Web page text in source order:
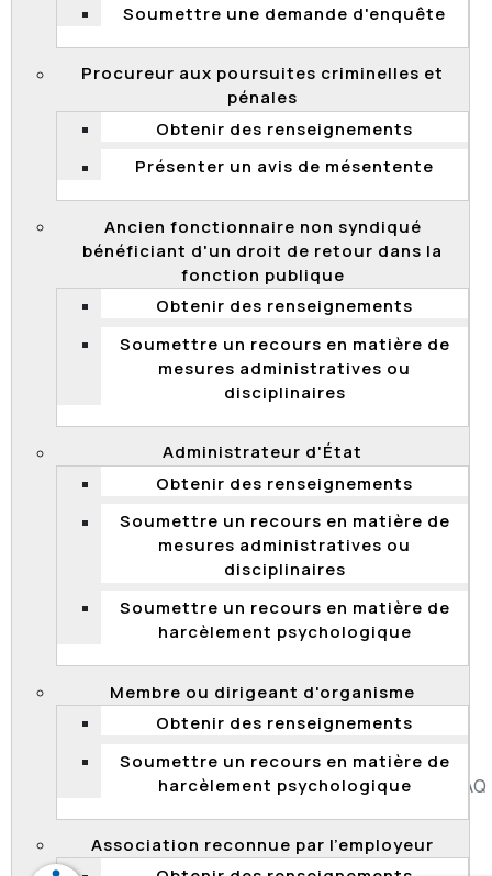
Soumettre une demande d'enquête
Procureur aux poursuites criminelles et
pénales
Obtenir des renseignements
Présenter un avis de mésentente
Ancien fonctionnaire non syndiqué
bénéficiant d'un droit de retour dans la
fonction publique
Obtenir des renseignements
Soumettre un recours en matière de
mesures administratives ou
disciplinaires
Administrateur d'État
Obtenir des renseignements
Soumettre un recours en matière de
mesures administratives ou
disciplinaires
Soumettre un recours en matière de
harcèlement psychologique
Membre ou dirigeant d'organisme
Obtenir des renseignements
Soumettre un recours en matière de
harcèlement psychologique
Association reconnue par l’employeur
Concours de promotion – admission – expérience
de projet – appel rejeté
2012 QCCFP 22
Concours de promotion – admission – expérience
2012 QCCFP 21
Requête pour acceptation d'un acquiescement à la
demande – concours de promotion – admission –
compensation d’expérience – compensation de
scolarité – requête accueillie
Page 6 sur 9
Plan du site Diffusion de l'information
FAQ
Liens utiles Carrière Politique de confidentialité